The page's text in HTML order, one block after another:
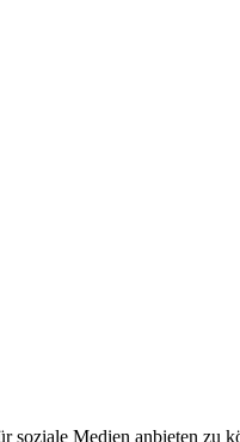
Medien anbieten